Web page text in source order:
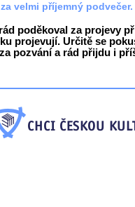
velmi příjemný podvečer.
poděkoval za projevy
projevují. Určitě se
pozvání a rád přijdu i